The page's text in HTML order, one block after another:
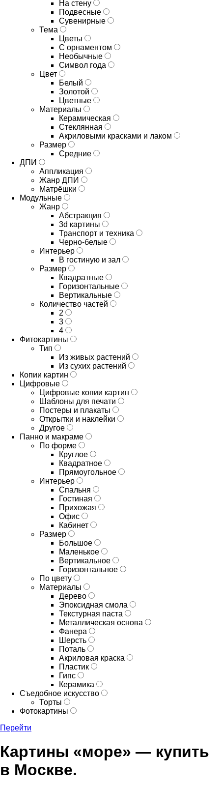
На стену
Подвесные
Сувенирные
Тема
Цветы
С орнаментом
Необычные
Символ года
Цвет
Белый
Золотой
Цветные
Материалы
Керамическая
Стеклянная
Акриловыми красками и лаком
Размер
Средние
ДПИ
Аппликация
Жанр ДПИ
Матрёшки
Модульные
Жанр
Абстракция
3d картины
Транспорт и техника
Черно-белые
Интерьер
В гостиную и зал
Размер
Квадратные
Горизонтальные
Вертикальные
Количество частей
2
3
4
Фитокартины
Тип
Из живых растений
Из сухих растений
Копии картин
Цифровые
Цифровые копии картин
Шаблоны для печати
Постеры и плакаты
Открытки и наклейки
Другое
Панно и макраме
По форме
Круглое
Квадратное
Прямоугольное
Интерьер
Спальня
Гостиная
Прихожая
Офис
Кабинет
Размер
Большое
Маленькое
Вертикальное
Горизонтальное
По цвету
Материалы
Дерево
Эпоксидная смола
Текстурная паста
Металлическая основа
Фанера
Шерсть
Поталь
Акриловая краска
Пластик
Гипс
Керамика
Съедобное искусство
Торты
Фотокартины
Перейти
Картины «море» — купить
в Москве.